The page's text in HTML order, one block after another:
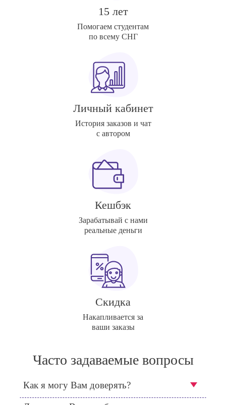
15 лет
Помогаем студентам
по всему СНГ
Личный кабинет
История заказов и чат
с автором
Кешбэк
Зарабатывай с нами
реальные деньги
Скидка
Накапливается за
ваши заказы
Часто задаваемые вопросы
Как я могу Вам доверять?